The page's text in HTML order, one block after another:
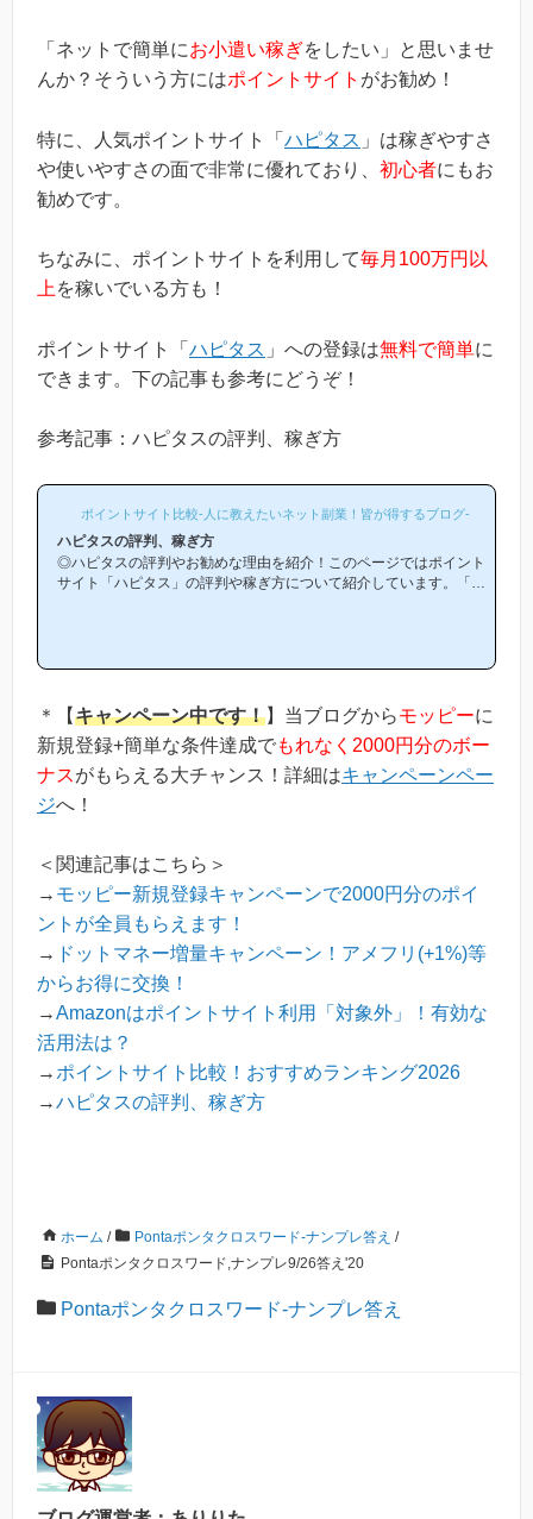
「ネットで簡単にお小遣い稼ぎをしたい」と思いませ
んか？そういう方にはポイントサイト がお勧め！
特に、人気ポイントサイト「 ハピタス 」は稼ぎやすさ
や使いやすさの面で非常に優れており、 初心者にもお
勧めです。
ちなみに、ポイントサイトを利用して毎月100万円以
上 を稼いでいる方も！
ポイントサイト「 ハピタス 」への登録は無料で簡単に
できます。下の記事も参考にどうぞ！
参考記事：ハピタスの評判、稼ぎ方
ポイントサイト比較-人に教えたいネット副業！皆が得するブログ-
ハピタスの評判、稼ぎ方
◎ハピタスの評判やお勧めな理由を紹介！このページではポイント
サイト「ハピタス」の評判や稼ぎ方について紹介しています。「ハ
ジからハピタスへの新規登録はほんの数分で簡単にできるので、下
の記事を参考に進め...
＊【キャンペーン中です！】当ブログからモッピーに
新規登録+簡単な条件達成でもれなく2000円分のボー
ナスがもらえる大チャンス！詳細はキャンペーンペー
ジへ！
＜関連記事はこちら＞
→ モッピー新規登録キャンペーンで2000円分のポイ
ントが全員もらえます！
→ ドットマネー増量キャンペーン！アメフリ(+1%)等
からお得に交換！
→Amazonはポイントサイト利用「対象外」！有効な
活用法は？
→ ポイントサイト比較！おすすめランキング2026
→ハピタスの評判、稼ぎ方
ホーム / Pontaポンタクロスワード-ナンプレ答え /
Pontaポンタクロスワード,ナンプレ9/26答え'20
Pontaポンタクロスワード-ナンプレ答え